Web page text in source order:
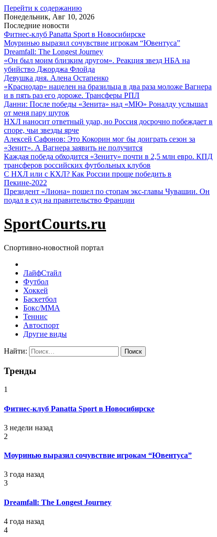
Перейти к содержанию
Понедельник, Авг 10, 2026
Последние новости
Фитнес-клуб Panatta Sport в Новосибирске
Моуринью выразил сочувствие игрокам “Ювентуса”
Dreamfall: The Longest Journey
«Он был моим близким другом». Реакция звезд НБА на
убийство Джорджа Флойда
Девушка дня. Алена Остапенко
«Краснодар» нацелен на бразильца в два раза моложе Вагнера
и в пять раз его дороже. Трансферы РПЛ
Данни: После победы «Зенита» над «МЮ» Роналду услышал
от меня пару шуток
НХЛ наносит ответный удар, но Россия досрочно побеждает в
споре, чьи звезды ярче
Алексей Сафонов: Это Кокорин мог бы доиграть сезон за
«Зенит». А Вагнера заявить не получится
Каждая победа обходится «Зениту» почти в 2,5 млн евро. КПД
трансферов российских футбольных клубов
С НХЛ или с КХЛ? Как России проще победить в
Пекине-2022
Президент «Лиона» пошел по стопам экс-главы Чувашии. Он
подал в суд на правительство Франции
SportCourts.ru
Спортивно-новостной портал
ЛайфСтайл
Футбол
Хоккей
Баскетбол
Бокс/MMA
Теннис
Автоспорт
Другие виды
Найти:
Тренды
1
Фитнес-клуб Panatta Sport в Новосибирске
3 недели назад
2
Моуринью выразил сочувствие игрокам “Ювентуса”
3 года назад
3
Dreamfall: The Longest Journey
4 года назад
4